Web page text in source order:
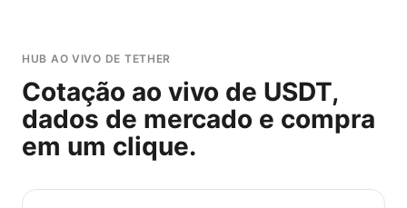
HUB AO VIVO DE TETHER
Cotação ao vivo de USDT,
dados de mercado e compra
em um clique.